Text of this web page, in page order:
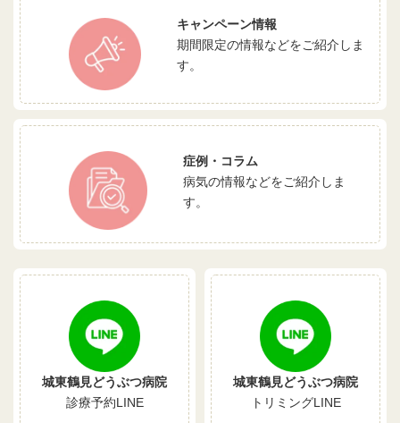
キャンペーン情報
期間限定の情報などをご紹介しま
す。
症例・コラム
病気の情報などをご紹介しま
す。
城東鶴見どうぶつ病院
診療予約LINE
城東鶴見どうぶつ病院
トリミングLINE